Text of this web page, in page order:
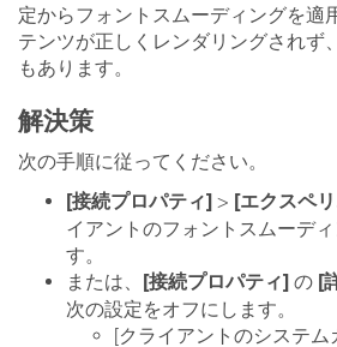
定からフォントスムーディングを適
テンツが正しくレンダリングされず
もあります。
解決策
次の手順に従ってください。
[接続プロパティ] > [エクスペ
イアントのフォントスムーデ
す。
または、 [接続プロパティ] の [
次の設定をオフにします。
[クライアントのシステム